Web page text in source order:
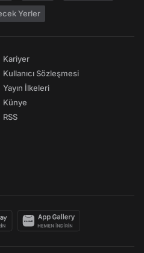
Yerler
Kariyer
Kullanıcı Sözleşmesi
Yayın İlkeleri
Künye
RSS